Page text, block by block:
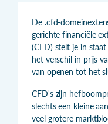
De .cfd-
gerichte financiële
(CFD) stelt je in
het verschil in prijs
van openen tot het
CFD's zijn
slechts een kleine
veel grotere